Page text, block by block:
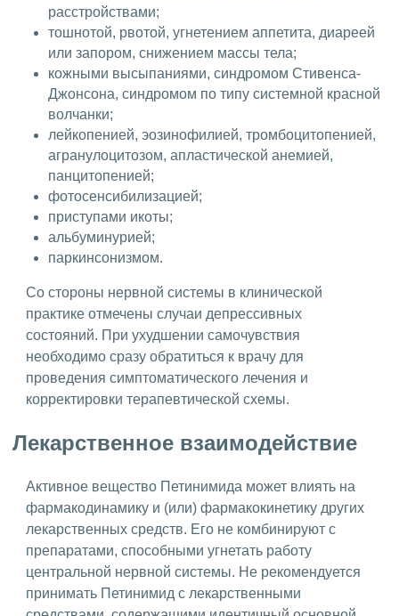
расстройствами;
тошнотой, рвотой, угнетением аппетита, диареей
или запором, снижением массы тела;
кожными высыпаниями, синдромом Стивенса-
Джонсона, синдромом по типу системной красной
волчанки;
лейкопенией, эозинофилией, тромбоцитопенией,
агранулоцитозом, апластической анемией,
панцитопенией;
фотосенсибилизацией;
приступами икоты;
альбуминурией;
паркинсонизмом.
Со стороны нервной системы в клинической
практике отмечены случаи депрессивных
состояний. При ухудшении самочувствия
необходимо сразу обратиться к врачу для
проведения симптоматического лечения и
корректировки терапевтической схемы.
Лекарственное взаимодействие
Активное вещество Петинимида может влиять на
фармакодинамику и (или) фармакокинетику других
лекарственных средств. Его не комбинируют с
препаратами, способными угнетать работу
центральной нервной системы. Не рекомендуется
принимать Петинимид с лекарственными